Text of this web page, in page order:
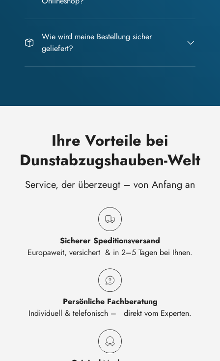
Wie wird meine Bestellung sicher
geliefert?
Ihre Vorteile bei
Dunstabzugshauben-Welt
Service, der überzeugt – von Anfang an
Sicherer Speditionsversand
Europaweit, versichert & in 2–5 Tagen bei Ihnen.
Persönliche Fachberatung
Individuell & telefonisch – direkt vom Experten.